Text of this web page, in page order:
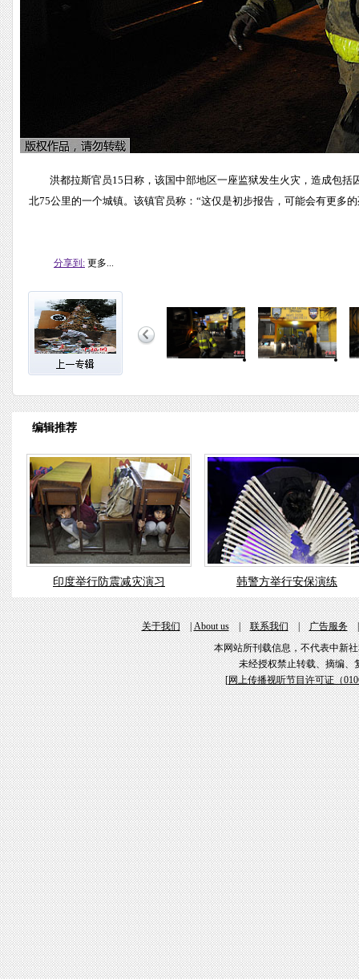
洪都拉斯官员15日称，该国中部地区一座监狱发生火灾，造成包
北75公里的一个城镇。该镇官员称：“这仅是初步报告，可能会有更多
分享到: 更多...
编辑推荐
印度举行防震减灾演习 韩警方举行安保演练
关于我们|About us|联系我们|广告服务
本网站所刊载信息，不代表中新
未经授权禁止转载、摘编、
[网上传播视听节目许可证（